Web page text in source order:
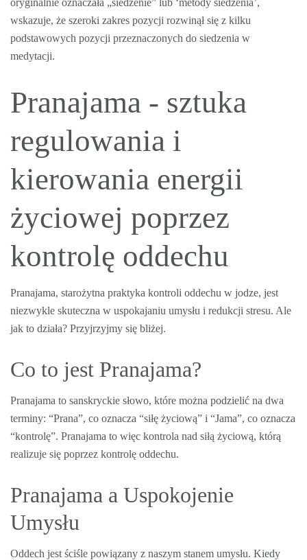
oryginalnie oznaczała „siedzenie” lub ‘metody siedzenia’,
wskazuje, że szeroki zakres pozycji rozwinął się z kilku
podstawowych pozycji przeznaczonych do siedzenia w
medytacji.
Pranajama - sztuka
regulowania i
kierowania energii
życiowej poprzez
kontrolę oddechu
Pranajama, starożytna praktyka kontroli oddechu w jodze, jest
niezwykle skuteczna w uspokajaniu umysłu i redukcji stresu. Ale
jak to działa? Przyjrzyjmy się bliżej.
Co to jest Pranajama?
Pranajama to sanskryckie słowo, które można podzielić na dwa
terminy: “Prana”, co oznacza “siłę życiową” i “Jama”, co oznacza
“kontrolę”. Pranajama to więc kontrola nad siłą życiową, którą
realizuje się poprzez kontrolę oddechu.
Pranajama a Uspokojenie
Umysłu
Oddech jest ściśle powiązany z naszym stanem umysłu. Kiedy